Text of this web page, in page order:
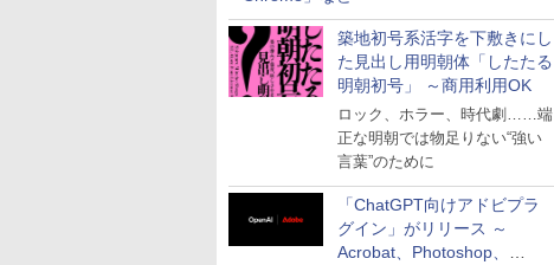
築地初号系活字を下敷きにし
た見出し用明朝体「したたる
明朝初号」 ～商用利用OK
ロック、ホラー、時代劇……端
正な明朝では物足りない“強い
言葉”のために
「ChatGPT向けアドビプラ
グイン」がリリース ～
Acrobat、Photoshop、